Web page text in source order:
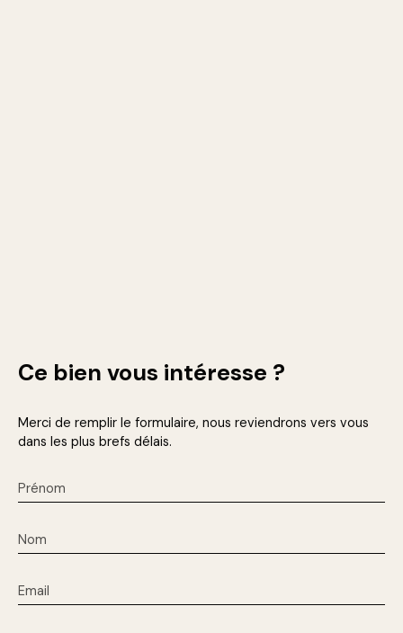
Ce bien vous intéresse ?
Merci de remplir le formulaire, nous reviendrons vers vous
dans les plus brefs délais.
Prénom
Nom
Email